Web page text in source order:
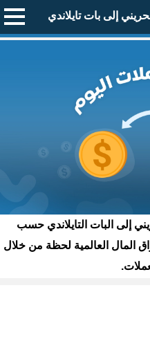
إلى بات تايلاندي
إلى البات التايلاندي حسب
المال العالمية لحظة من خلال